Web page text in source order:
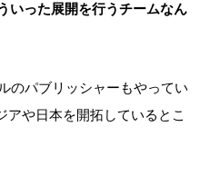
いった展開を行うチームなん
のパブリッシャーもやってい
アや日本を開拓しているとこ